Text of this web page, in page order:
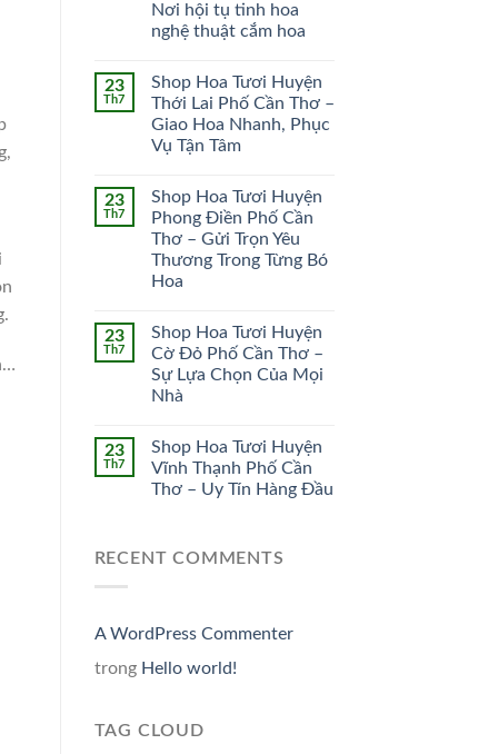
HOA CÔ DÂU
51 SẢN PHẨM
HOA KHAI TRƯƠNG
Nơi hội tụ tinh hoa
nghệ thuật cắm hoa
23
Th7
Shop Hoa Tươi Huyện
Thới Lai Phố Cần Thơ –
Giao Hoa Nhanh, Phục
Vụ Tận Tâm
23
Th7
Shop Hoa Tươi Huyện
Phong Điền Phố Cần
Thơ – Gửi Trọn Yêu
Thương Trong Từng Bó
Hoa
23
Th7
Shop Hoa Tươi Huyện
Cờ Đỏ Phố Cần Thơ –
Sự Lựa Chọn Của Mọi
Nhà
23
Th7
Shop Hoa Tươi Huyện
Vĩnh Thạnh Phố Cần
Thơ – Uy Tín Hàng Đầu
RECENT COMMENTS
A WordPress Commenter
trong Hello world!
TAG CLOUD